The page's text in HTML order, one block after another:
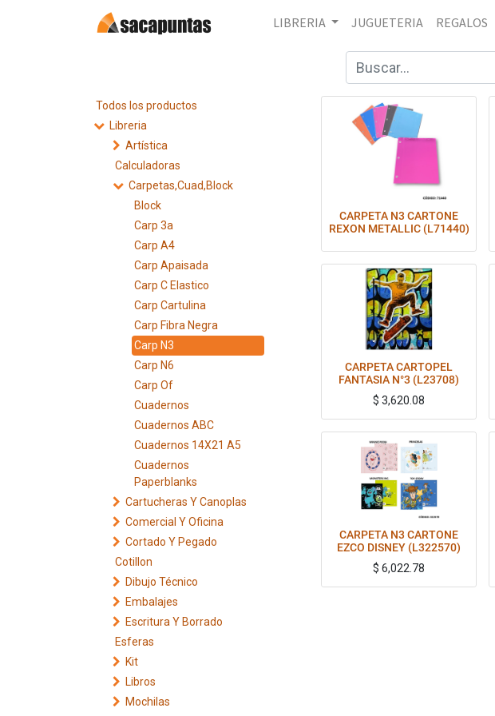
LIBRERIA JUGUETERIA REGALOS
Todos los productos
Libreria
Artística
Calculadoras
Carpetas,Cuad,Block
Block
Carp 3a
Carp A4
Carp Apaisada
Carp C Elastico
Carp Cartulina
Carp Fibra Negra
Carp N3
Carp N6
Carp Of
Cuadernos
Cuadernos ABC
Cuadernos 14X21 A5
Cuadernos
Paperblanks
Cartucheras Y Canoplas
Comercial Y Oficina
Cortado Y Pegado
Cotillon
Dibujo Técnico
Embalajes
Escritura Y Borrado
Esferas
Kit
Libros
Mochilas
CARPETA N3 CARTONE
REXON METALLIC (L71440)
CARPETA CARTOPEL
FANTASIA N°3 (L23708)
$ 3,620.08
CARPETA N3 CARTONE
EZCO DISNEY (L322570)
$ 6,022.78